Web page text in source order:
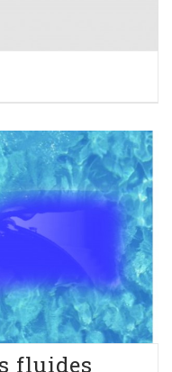
fluides